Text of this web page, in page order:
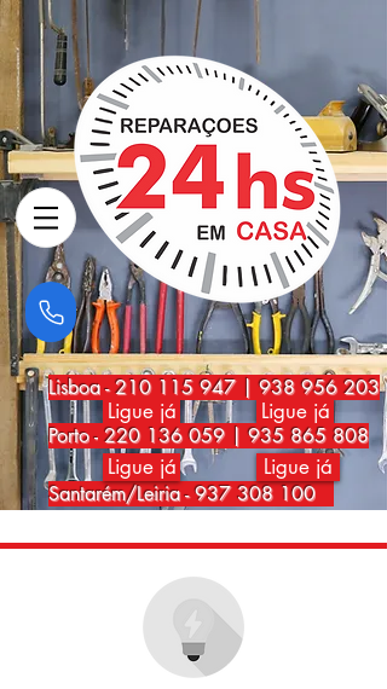
Ligue já Ligue já
Lisboa-210 115 947|938 956 203
Porto- 220 136 059 |935 865 808
Santarém/Leiria -937 308 100
Ligue já Ligue já